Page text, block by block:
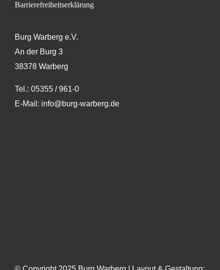
Barrierefreiheitserklärung
Burg Warberg e.V.
An der Burg 3
38378 Warberg
Tel.: 05355 / 961-0
E-Mail: info@burg-warberg.de